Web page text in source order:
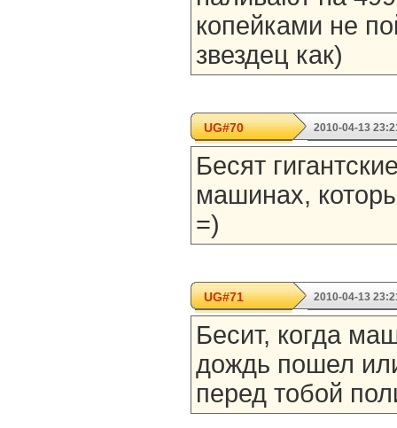
копейками не
звездец как)
UG#70 2010-04-13
Бесят
машинах,
=)
UG#71 2010-04-13
Бесит, когда
дождь пошел
перед тобой